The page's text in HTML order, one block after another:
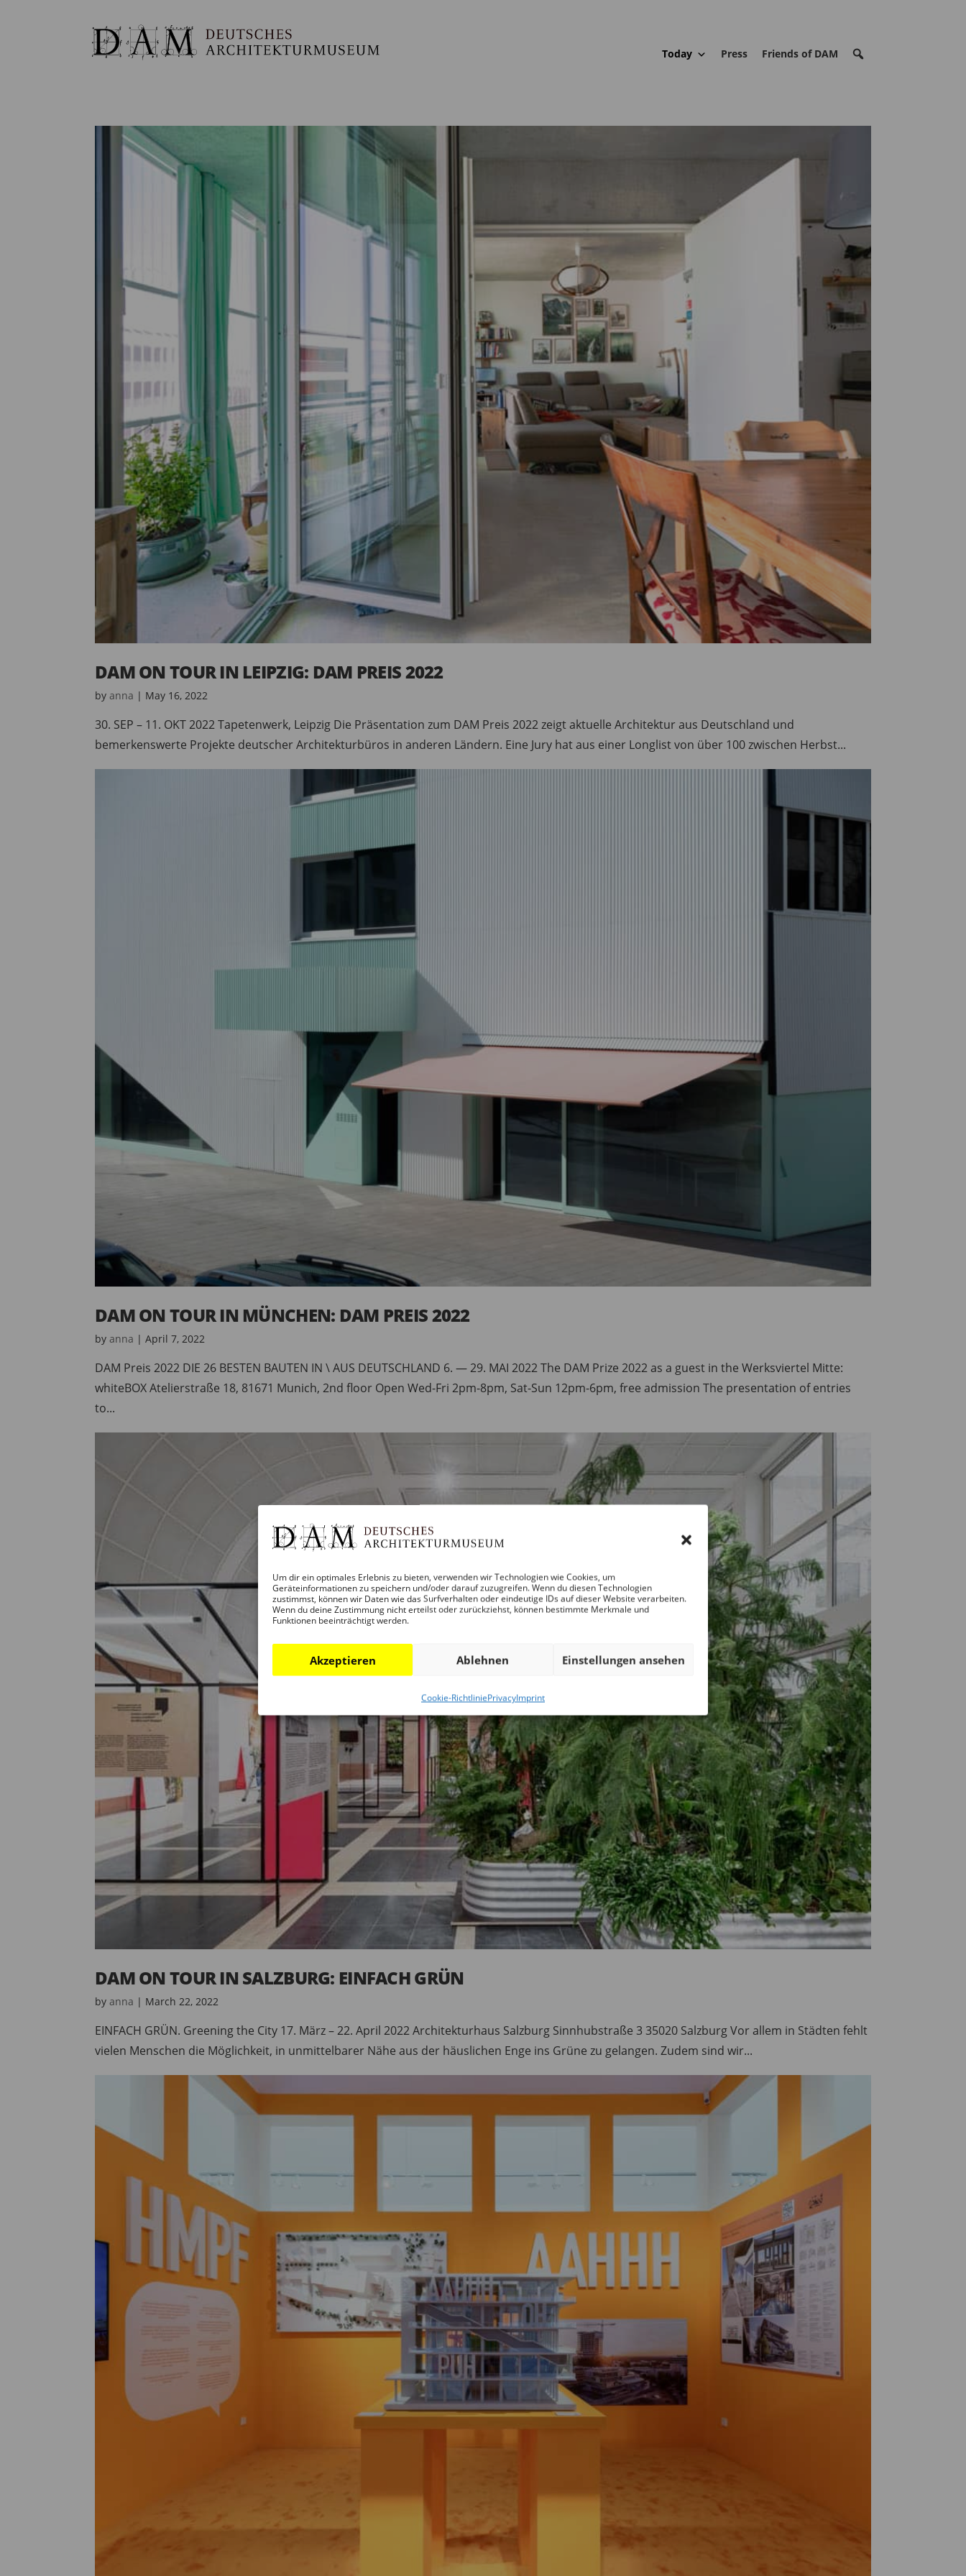
Um dir ein optimales Erlebnis zu bieten, verwenden wir Technologien wie Cookies, um
Geräteinformationen zu speichern und/oder darauf zuzugreifen. Wenn du diesen Technologien
zustimmst, können wir Daten wie das Surfverhalten oder eindeutige IDs auf dieser Website verarbeiten.
Wenn du deine Zustimmung nicht erteilst oder zurückziehst, können bestimmte Merkmale und
Funktionen beeinträchtigt werden.
Akzeptieren Ablehnen Einstellungen ansehen
Cookie-RichtliniePrivacyImprint
Today Press Friends of DAM
DAM ON TOUR IN LEIPZIG: DAM PREIS 2022
by anna | May 16, 2022
30. SEP – 11. OKT 2022 Tapetenwerk, Leipzig Die Präsentation zum DAM Preis 2022 zeigt aktuelle Architektur aus Deutschland und
bemerkenswerte Projekte deutscher Architekturbüros in anderen Ländern. Eine Jury hat aus einer Longlist von über 100 zwischen Herbst...
DAM ON TOUR IN MÜNCHEN: DAM PREIS 2022
by anna | April 7, 2022
DAM Preis 2022 DIE 26 BESTEN BAUTEN IN \ AUS DEUTSCHLAND 6. — 29. MAI 2022 The DAM Prize 2022 as a guest in the Werksviertel Mitte:
whiteBOX Atelierstraße 18, 81671 Munich, 2nd floor Open Wed-Fri 2pm-8pm, Sat-Sun 12pm-6pm, free admission The presentation of entries
to...
DAM ON TOUR IN SALZBURG: EINFACH GRÜN
by anna | March 22, 2022
EINFACH GRÜN. Greening the City 17. März – 22. April 2022 Architekturhaus Salzburg Sinnhubstraße 3 35020 Salzburg Vor allem in Städten fehlt
vielen Menschen die Möglichkeit, in unmittelbarer Nähe aus der häuslichen Enge ins Grüne zu gelangen. Zudem sind wir...